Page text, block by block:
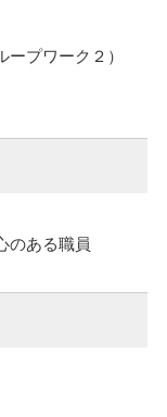
プワーク２）
のある職員